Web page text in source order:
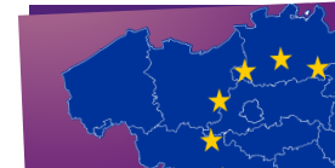
Steun Volt